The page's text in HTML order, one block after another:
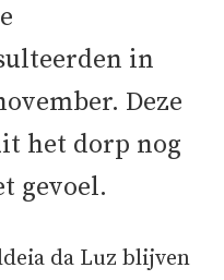
in
Deze
het dorp nog
gevoel.
da Luz blijven